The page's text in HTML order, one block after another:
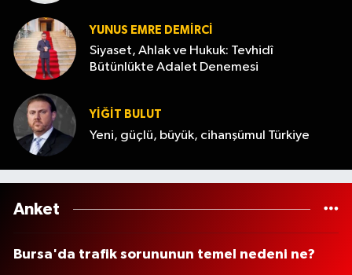
YUNUS EMRE DEMIRCI
Siyaset, Ahlak ve Hukuk: Tevhidî
Bütünlükte Adalet Denemesi
YİĞİT BULUT
Yeni, güçlü, büyük, cihanşümul Türkiye
Anket
Bursa'da trafik sorununun temel nedeni ne?